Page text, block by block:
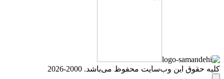
کلیه حقوق این وب‌سایت محفوظ می‌باشد. 2000-2026